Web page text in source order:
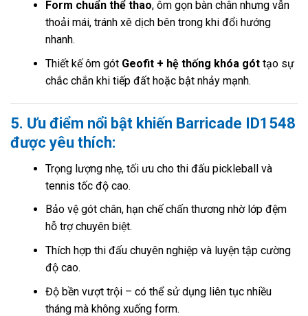
Form chuẩn thể thao, ôm gọn bàn chân nhưng vẫn
thoải mái, tránh xê dịch bên trong khi đổi hướng
nhanh.
Thiết kế ôm gót Geofit + hệ thống khóa góttạo sự
chắc chắn khi tiếp đất hoặc bật nhảy mạnh.
5. Ưu điểm nổi bật khiến Barricade ID1548
được yêu thích:
Trọng lượng nhẹ, tối ưu cho thi đấu pickleball và
tennis tốc độ cao.
Bảo vệ gót chân, hạn chế chấn thương nhờ lớp đệm
hỗ trợ chuyên biệt.
Thích hợp thi đấu chuyên nghiệp và luyện tập cường
độ cao.
Độ bền vượt trội – có thể sử dụng liên tục nhiều
tháng mà không xuống form.